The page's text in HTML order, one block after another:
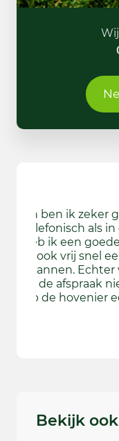
De verkoop
helaas is het
de zin dat het
montagekit is
het is net of
grasmat ligt.
betere
Bekijk